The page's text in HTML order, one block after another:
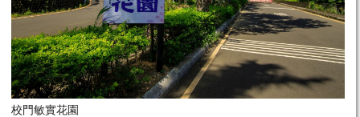
校門敏實花園